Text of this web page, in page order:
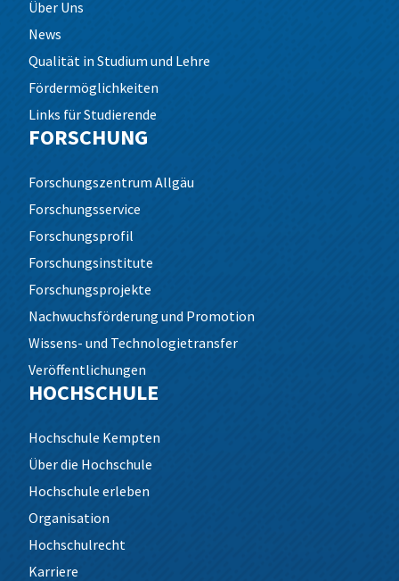
Über Uns
News
Qualität in Studium und Lehre
Fördermöglichkeiten
Links für Studierende
FORSCHUNG
Forschungszentrum Allgäu
Forschungsservice
Forschungsprofil
Forschungsinstitute
Forschungsprojekte
Nachwuchsförderung und Promotion
Wissens- und Technologietransfer
Veröffentlichungen
HOCHSCHULE
Hochschule Kempten
Über die Hochschule
Hochschule erleben
Organisation
Hochschulrecht
Karriere